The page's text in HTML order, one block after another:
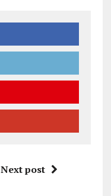
Next post